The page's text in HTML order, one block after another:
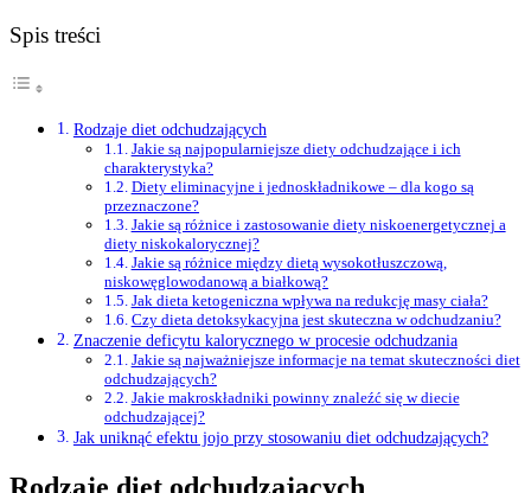
Spis treści
Rodzaje diet odchudzających
Jakie są najpopularniejsze diety odchudzające i ich
charakterystyka?
Diety eliminacyjne i jednoskładnikowe – dla kogo są
przeznaczone?
Jakie są różnice i zastosowanie diety niskoenergetycznej a
diety niskokalorycznej?
Jakie są różnice między dietą wysokotłuszczową,
niskowęglowodanową a białkową?
Jak dieta ketogeniczna wpływa na redukcję masy ciała?
Czy dieta detoksykacyjna jest skuteczna w odchudzaniu?
Znaczenie deficytu kalorycznego w procesie odchudzania
Jakie są najważniejsze informacje na temat skuteczności diet
odchudzających?
Jakie makroskładniki powinny znaleźć się w diecie
odchudzającej?
Jak uniknąć efektu jojo przy stosowaniu diet odchudzających?